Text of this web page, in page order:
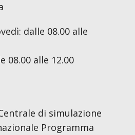
dalle 08.00 alle
08.00 alle 12.00
di simulazione
Programma